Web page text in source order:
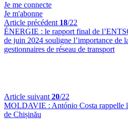
Je me connecte
Je m'abonne
Article précédent 18/22
ÉNERGIE : le rapport final de
de juin 2024 souligne l’importance de
gestionnaires de réseau de transport
Article suivant 20/22
MOLDAVIE : António Costa rappelle
de Chișinău